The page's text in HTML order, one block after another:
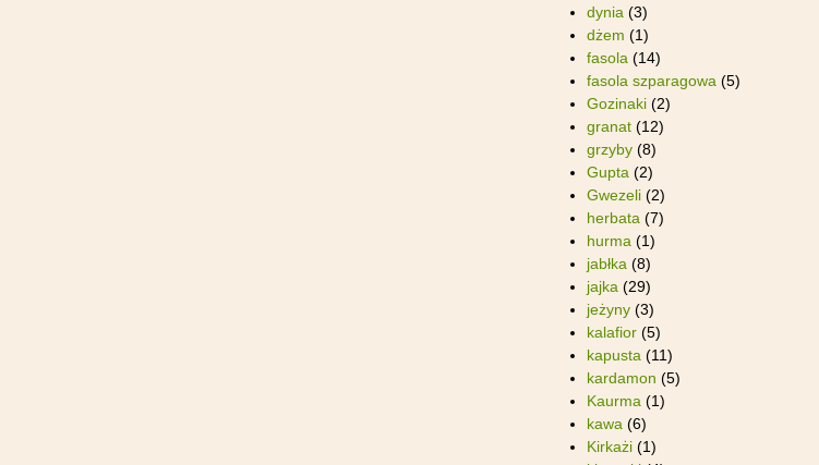
dynia (3)
dżem (1)
fasola (14)
fasola szparagowa (5)
Gozinaki (2)
granat (12)
grzyby (8)
Gupta (2)
Gwezeli (2)
herbata (7)
hurma (1)
jabłka (8)
jajka (29)
jeżyny (3)
kalafior (5)
kapusta (11)
kardamon (5)
Kaurma (1)
kawa (6)
Kirkażi (1)